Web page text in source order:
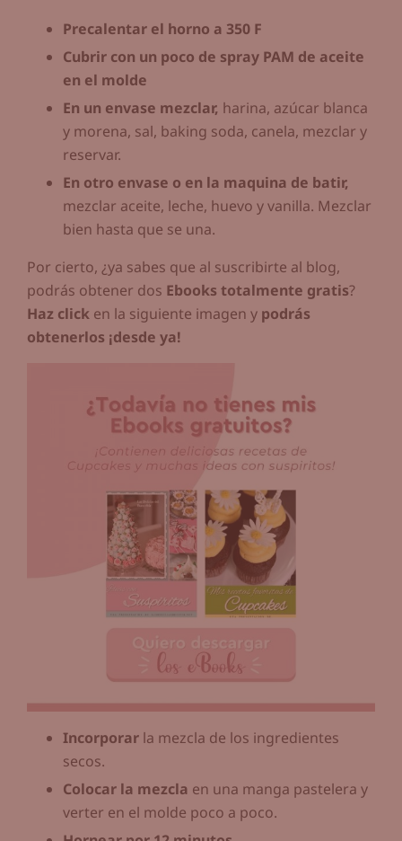
Precalentar el horno a 350 F
Cubrir con un poco de spray PAM de aceite
en el molde
En un envase mezclar, harina, azúcar blanca
y morena, sal, baking soda, canela, mezclar y
reservar.
En otro envase o en la maquina de batir,
mezclar aceite, leche, huevo y vanilla. Mezclar
bien hasta que se una.
Por cierto, ¿ya sabes que al suscribirte al blog,
podrás obtener dos Ebooks totalmente gratis?
Haz click en la siguiente imagen y podrás
obtenerlos ¡desde ya!
Incorporar la mezcla de los ingredientes
secos.
Colocar la mezcla en una manga pastelera y
verter en el molde poco a poco.